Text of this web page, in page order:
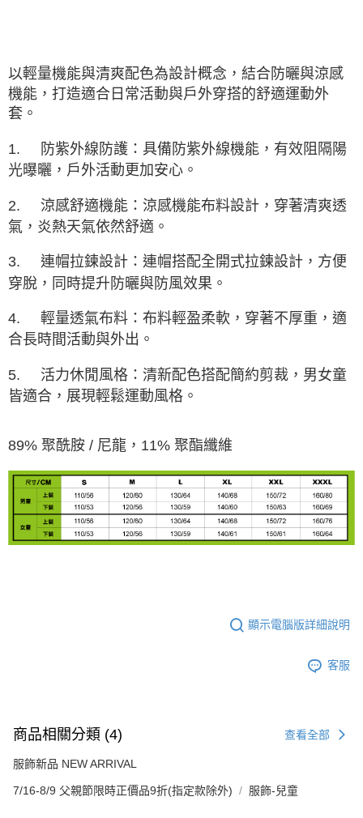
2.基於同意付款使用「大哥付你分期」之契約關係目的，商店將以您的個人
資料（包含姓名、電話或地址）提供予台灣大哥大進項蒐集、處理及利用，
由本公司與您本人進行分期帳單所需資料之確認、核對及更正。
3.完整用戶服務條款，請詳閱以下連結：
以輕量機能與清爽配色為設計概念，結合防曬與涼感
機能，打造適合日常活動與戶外穿搭的舒適運動外
套。
1.
防紫外線防護：具備防紫外線機能，有效阻隔陽
光曝曬，戶外活動更加安心。
2.
涼感舒適機能：涼感機能布料設計，穿著清爽透
氣，炎熱天氣依然舒適。
3.
連帽拉鍊設計：連帽搭配全開式拉鍊設計，方便
穿脫，同時提升防曬與防風效果。
4.
輕量透氣布料：布料輕盈柔軟，穿著不厚重，適
合長時間活動與外出。
5.
活力休閒風格：清新配色搭配簡約剪裁，男女童
皆適合，展現輕鬆運動風格。
89% 聚酰胺 / 尼龍，11% 聚酯纖維
顯示電腦版詳細說明
客服
商品相關分類 (4) 查看全部
服飾新品 NEW ARRIVAL
7/16-8/9 父親節限時正價品9折(指定款除外) 服飾-兒童